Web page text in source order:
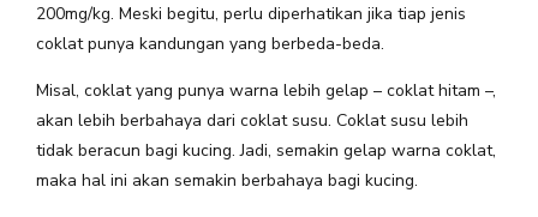
200mg/kg. Meski begitu, perlu diperhatikan jika tiap jenis
coklat punya kandungan yang berbeda-beda.
Misal, coklat yang punya warna lebih gelap – coklat hitam –,
akan lebih berbahaya dari coklat susu. Coklat susu lebih
tidak beracun bagi kucing. Jadi, semakin gelap warna coklat,
maka hal ini akan semakin berbahaya bagi kucing.